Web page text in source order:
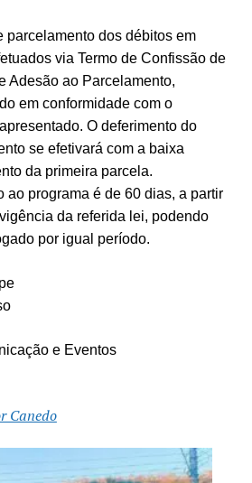
parcelamento dos débitos em
via Termo de Confissão de
Adesão ao Parcelamento,
em conformidade com o
O deferimento do
se efetivará com a baixa
da primeira parcela.
ao programa é de 60 dias, a partir
da referida lei, podendo
por igual período.
e Eventos
Canedo